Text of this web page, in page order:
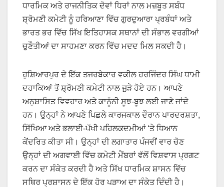
ਧਾਰਮਿਕ ਅਤੇ ਰਾਜਨੀਤਿਕ ਦੋਵਾਂ ਧਿਰਾਂ ਨਾਲ ਮਜ਼ਬੂਤ ​​ਸਬੰਧ
ਸ਼੍ਰੋਮਣੀ ਕਮੇਟੀ ਨੂੰ ਹਰਿਆਣਾ ਵਿੱਚ ਗੁਰਦੁਆਰਾ ਪ੍ਰਬੰਧਾਂ ਅਤੇ
ਭਾਰਤ ਭਰ ਵਿੱਚ ਸਿੱਖ ਇਤਿਹਾਸਕ ਸਥਾਨਾਂ ਦੀ ਸੰਭਾਲ ਵਰਗੀਆਂ
ਚੁਣੌਤੀਆਂ ਦਾ ਸਾਹਮਣਾ ਕਰਨ ਵਿੱਚ ਮਦਦ ਮਿਲ ਸਕਦੀ ਹੈ।
ਹੁਸ਼ਿਆਰਪੁਰ ਦੇ ਇੱਕ ਤਜਰਬੇਕਾਰ ਵਕੀਲ ਹਰਜਿੰਦਰ ਸਿੰਘ ਧਾਮੀ
ਦਹਾਕਿਆਂ ਤੋਂ ਸ਼੍ਰੋਮਣੀ ਕਮੇਟੀ ਨਾਲ ਜੁੜੇ ਹੋਏ ਹਨ। ਆਪਣੇ
ਅਨੁਸ਼ਾਸਿਤ ਵਿਵਹਾਰ ਅਤੇ ਕਾਨੂੰਨੀ ਸੂਝ-ਬੂਝ ਲਈ ਜਾਣੇ ਜਾਂਦੇ
ਹਨ। ਉਨ੍ਹਾਂ ਨੇ ਆਪਣੇ ਪਿਛਲੇ ਕਾਰਜਕਾਲ ਦੌਰਾਨ ਪਾਰਦਰਸ਼ਤਾ,
ਸਿੱਖਿਆ ਅਤੇ ਭਲਾਈ-ਪੱਖੀ ਪਹਿਲਕਦਮੀਆਂ ‘ਤੇ ਧਿਆਨ
ਕੇਂਦਰਿਤ ਕੀਤਾ ਸੀ। ਉਨ੍ਹਾਂ ਦੀ ਲਗਾਤਾਰ ਪੰਜਵੀਂ ਵਾਰ ਚੋਣ
ਉਨ੍ਹਾਂ ਦੀ ਅਗਵਾਈ ਵਿੱਚ ਕਮੇਟੀ ਮੈਂਬਰਾਂ ਵੱਲੋਂ ਵਿਸ਼ਵਾਸ ਪ੍ਰਗਟ
ਕਰਨ ਦਾ ਸੰਕੇਤ ਕਰਦੀ ਹੈ ਅਤੇ ਸਿੱਖ ਧਾਰਮਿਕ ਸ਼ਾਸਨ ਵਿੱਚ
ਸਥਿਰ ਪ੍ਰਸ਼ਾਸਨ ਦੇ ਇੱਕ ਹੋਰ ਪੜਾਅ ਦਾ ਸੰਕੇਤ ਦਿੰਦੀ ਹੈ।